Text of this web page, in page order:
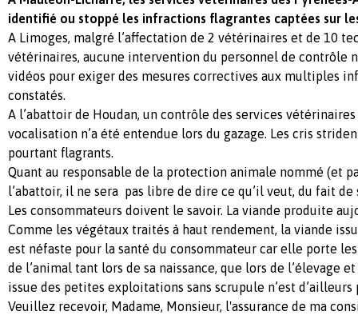
identifié ou stoppé les infractions flagrantes captées sur
A Limoges, malgré l’affectation de 2 vétérinaires et de 10
vétérinaires, aucune intervention du personnel de contrôle
vidéos pour exiger des mesures correctives aux multiples
constatés.
A l’abattoir de Houdan, un contrôle des services
vocalisation n’a été entendue lors du gazage. Les cris
pourtant flagrants.
Quant au responsable de la protection animale nommé (et
l’abattoir, il ne sera pas libre de dire ce qu’il veut, du fait de
Les consommateurs doivent le savoir. La viande produite
Comme les végétaux traités à haut rendement, la viande
est néfaste pour la santé du consommateur car elle porte
de l’animal tant lors de sa naissance, que lors de l’élevage
issue des petites exploitations sans scrupule n’est
Veuillez recevoir, Madame, Monsieur, l'assurance de ma